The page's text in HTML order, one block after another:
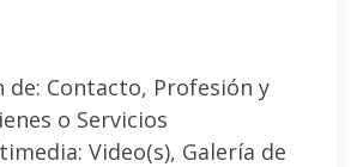
de: Contacto, Profesión y
o Servicios
Video(s), Galería de